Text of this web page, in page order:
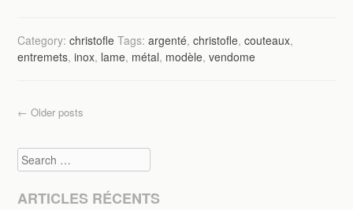
Category:christofle Tags:argenté,christofle,couteaux,
entremets,inox, lame, métal, modèle,vendome
Post navigation
← Older posts
Search
ARTICLES RÉCENTS